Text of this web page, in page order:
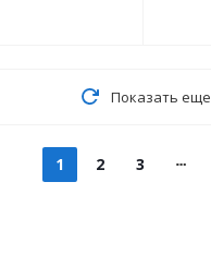
Показать еще
1 2 3